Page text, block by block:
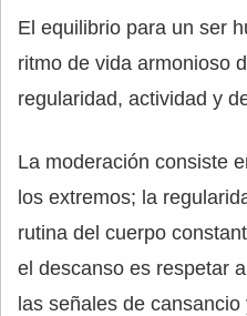
El equilibrio para un ser
ritmo de vida armonioso
regularidad, actividad y
La moderación consiste
los extremos; la
rutina del cuerpo
el descanso es respetar
las señales de